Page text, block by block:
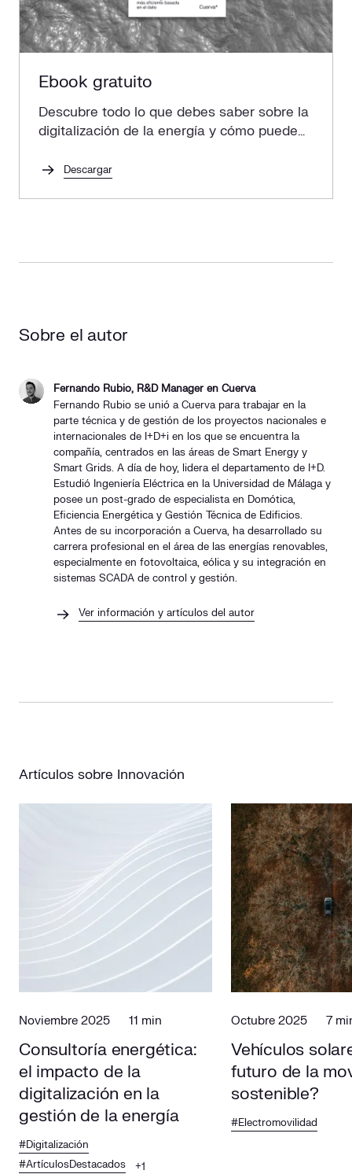
Ebook gratuito
Descubre todo lo que debes saber sobre la
digitalización de la energía y cómo puede
eficiente.
Descargar
Sobre el autor
Fernando Rubio, R&D Manager en Cuerva
Fernando Rubio se unió a Cuerva para trabajar en la
parte técnica y de gestión de los proyectos nacionales e
internacionales de I+D+i en los que se encuentra la
compañía, centrados en las áreas de Smart Energy y
Smart Grids. A día de hoy, lidera el departamento de I+D.
Estudió Ingeniería Eléctrica en la Universidad de Málaga y
posee un post-grado de especialista en Domótica,
Eficiencia Energética y Gestión Técnica de Edificios.
Antes de su incorporación a Cuerva, ha desarrollado su
carrera profesional en el área de las energías renovables,
especialmente en fotovoltaica, eólica y su integración en
sistemas SCADA de control y gestión.
Ver información y artículos del autor
Artículos sobre Innovación
Noviembre 2025 11 min
Consultoría energética:
el impacto de la
digitalización en la
gestión de la energía
#Digitalización
#ArtículosDestacados
+1
Octubre 2025 7
Vehículos
futuro de la
sostenible?
#Electromovilidad